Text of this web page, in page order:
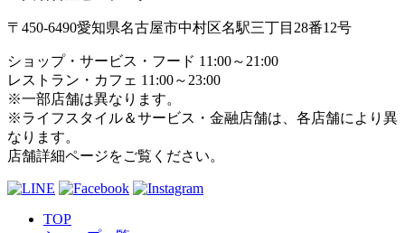
〒450-6490愛知県名古屋市中村区名駅三丁目28番12号
ショップ・サービス・フード 11:00～21:00
レストラン・カフェ 11:00～23:00
※一部店舗は異なります。
※ライフスタイル＆サービス・金融店舗は、各店舗により異
なります。
店舗詳細ページをご覧ください。
TOP